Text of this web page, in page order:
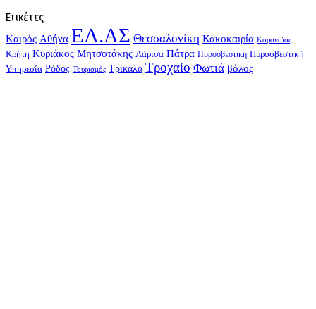
Ετικέτες
Kαιρός Αθήνα ΕΛ.ΑΣ Θεσσαλονίκη Κακοκαιρία Κορονοϊός
Κρήτη Κυριάκος Μητσοτάκης Λάρισα Πάτρα Πυροσβεστική Πυροσβεστική
Υπηρεσία Ρόδος Τουρισμός Τρίκαλα Τροχαίο Φωτιά βόλος